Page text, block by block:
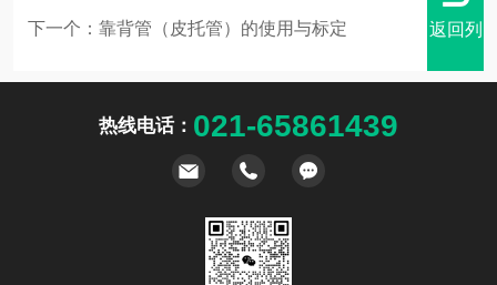
下一个： 靠背管（皮托管）的使用与标定 返回列
热线电话： 021-65861439